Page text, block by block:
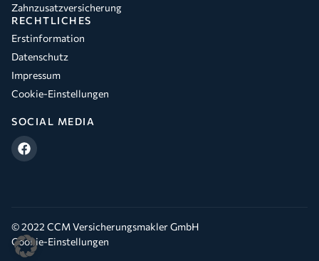
Zahnzusatzversicherung
RECHTLICHES
Erstinformation
Datenschutz
Impressum
Cookie-Einstellungen
SOCIAL MEDIA
© 2022 CCM Versicherungsmakler GmbH
Cookie-Einstellungen